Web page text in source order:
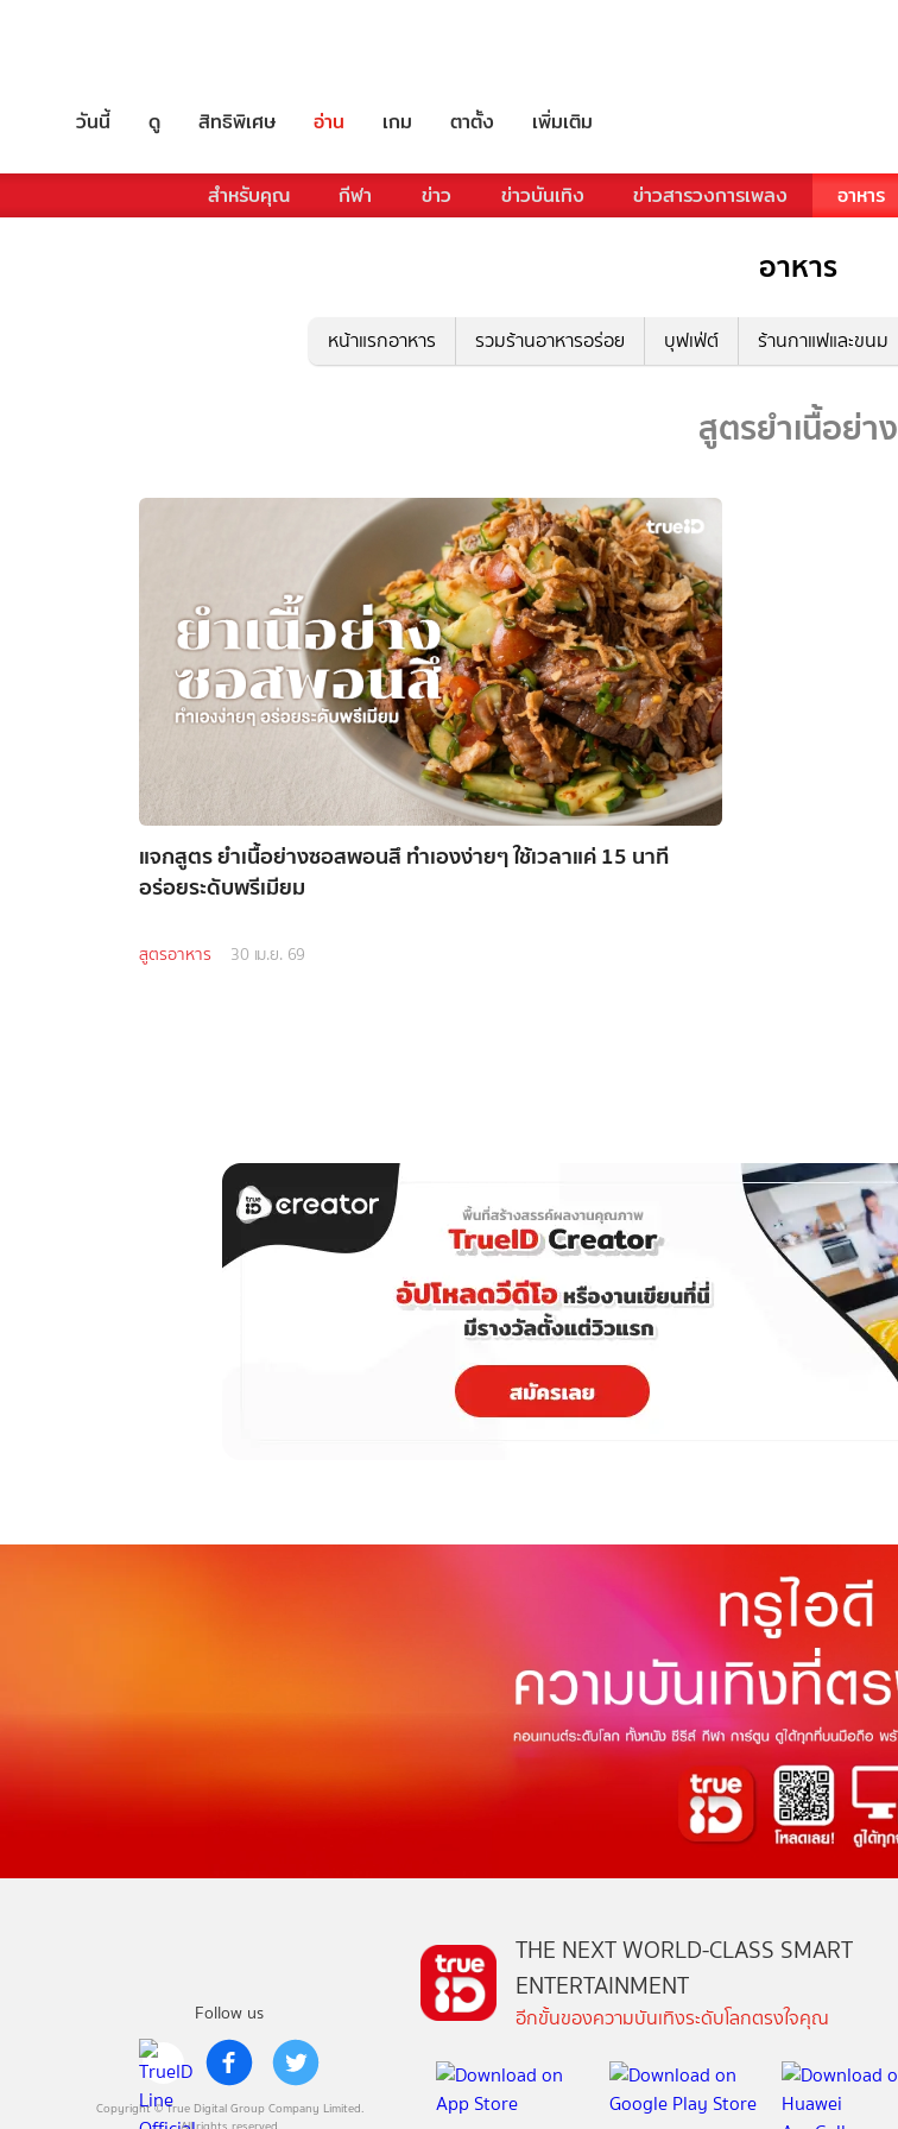
วันนี้ ดู สิทธิพิเศษ อ่าน เกม ตาตั้ง เพิ่มเติม
สำหรับคุณ กีฬา ข่าว ข่าวบันเทิง ข่าวสารวงการเพลง อาหาร
อาหาร
หน้าแรกอาหาร รวมร้านอาหารอร่อย บุฟเฟ่ต์ ร้านกาแฟและขนม
สูตรยำเนื้อย่าง
แจกสูตร ยำเนื้อย่างซอสพอนสึ ทำเองง่ายๆ ใช้เวลาแค่ 15 นาที
อร่อยระดับพรีเมียม
สูตรอาหาร 30 เม.ย. 69
Follow us
Copyright © True Digital Group Company Limited.
THE NEXT WORLD-CLASS SMART
ENTERTAINMENT
อีกขั้นของความบันเทิงระดับโลกตรงใจคุณ